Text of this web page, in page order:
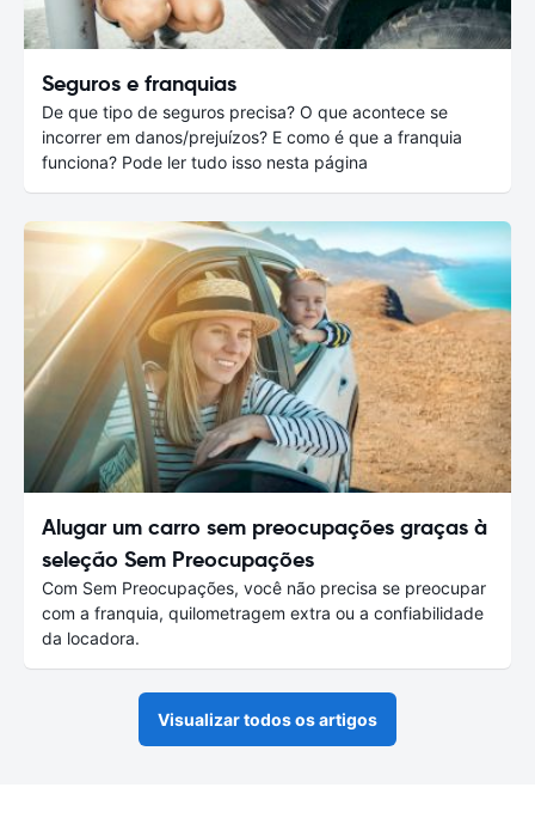
Seguros e franquias
De que tipo de seguros precisa? O que acontece se
incorrer em danos/prejuízos? E como é que a franquia
funciona? Pode ler tudo isso nesta página
Alugar um carro sem preocupações graças à
seleção Sem Preocupações
Com Sem Preocupações, você não precisa se preocupar
com a franquia, quilometragem extra ou a confiabilidade
da locadora.
Visualizar todos os artigos